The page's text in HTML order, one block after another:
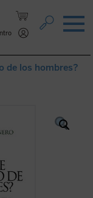
de los hombres?